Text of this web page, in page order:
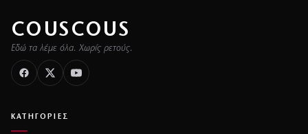
COUSCOUS
Εδώ τα λέμε όλα. Χωρίς ρετούς.
ΚΑΤΗΓΟΡΙΕΣ